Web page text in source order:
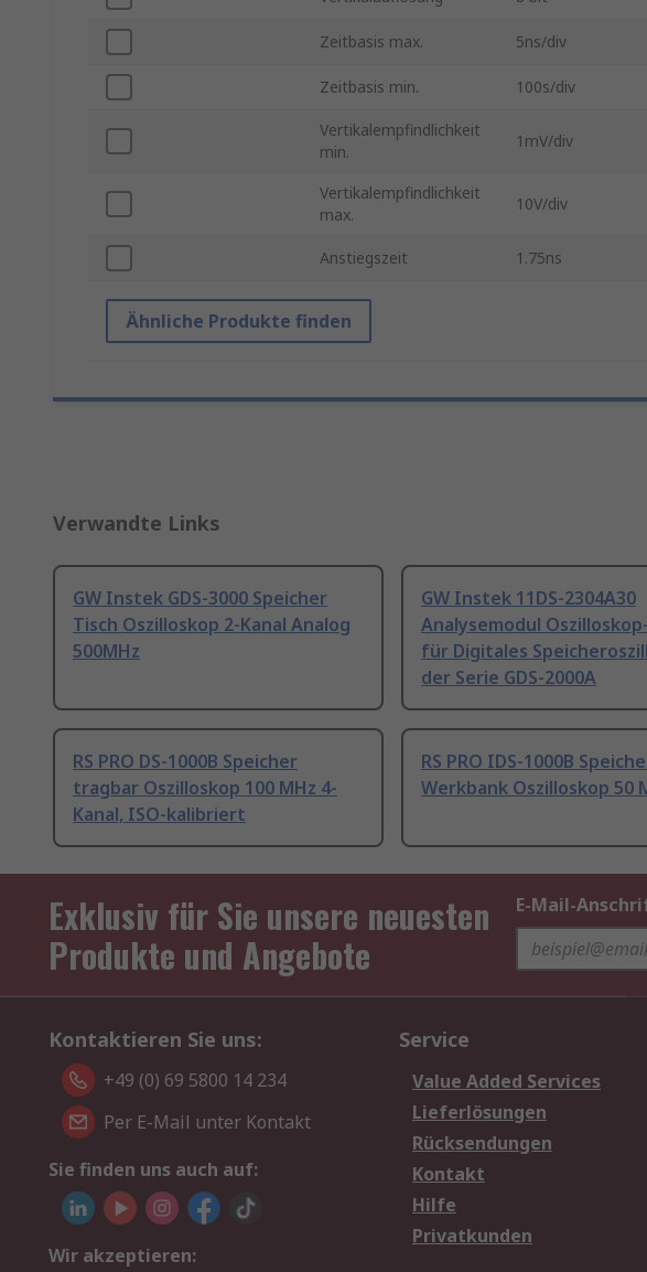
Zeitbasis max. 5ns/div
Zeitbasis min. 100s/div
Vertikalempfindlichkeit
min.
1mV/div
Vertikalempfindlichkeit
max.
10V/div
Anstiegszeit 1.75ns
Ähnliche Produkte finden
Verwandte Links
GW Instek GDS-3000 Speicher
Tisch Oszilloskop 2-Kanal Analog
500MHz
GW Instek 11DS-2304A30
Analysemodul
für Digitales
der Serie GDS-2000A
RS PRO DS-1000B Speicher
tragbar Oszilloskop 100 MHz 4-
Kanal, ISO-kalibriert
RS PRO IDS-1000B
Werkbank Oszilloskop 50
Exklusiv für Sie unsere neuesten
Produkte und Angebote
E-Mail-
Kontaktieren Sie uns:
+49 (0) 69 5800 14 234
Per E-Mail unter Kontakt
Sie finden uns auch auf:
Wir akzeptieren:
Service
Value Added Services
Lieferlösungen
Rücksendungen
Kontakt
Hilfe
Privatkunden